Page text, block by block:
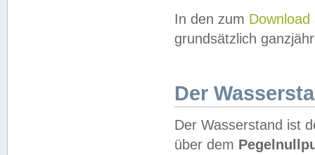
In den zum Download
grundsätzlich
Der
Der Wasserstand ist
über dem